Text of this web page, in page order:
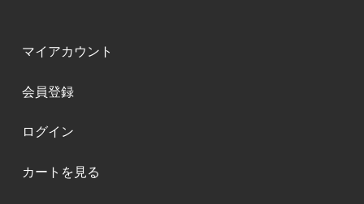
マイアカウント
会員登録
ログイン
カートを見る